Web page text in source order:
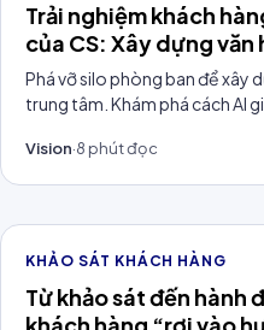
Trải nghiệm khách
của CS: Xây dựng văn
trung tâm
Phá vỡ silo phòng ban để xây
trung tâm. Khám phá cách AI
Vision·8 phút đọc
KHẢO SÁT KHÁCH HÀNG
Từ khảo sát đến hành